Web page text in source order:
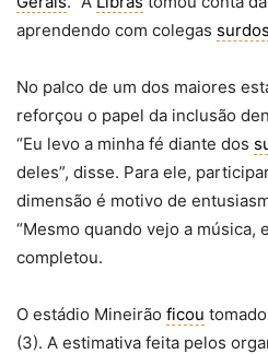
aprendendo com colegas surdos
No palco de um dos maiores
reforçou o papel da inclusão
“Eu levo a minha fé diante dos
deles”, disse. Para ele,
dimensão é motivo de
“Mesmo quando vejo a música,
completou.
O estádio Mineirão ficou
(3). A estimativa feita pelos